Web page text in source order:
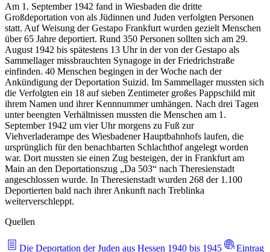
Am 1. September 1942 fand in Wiesbaden die dritte
Großdeportation von als Jüdinnen und Juden verfolgten Personen
statt. Auf Weisung der Gestapo Frankfurt wurden gezielt Menschen
über 65 Jahre deportiert. Rund 350 Personen sollten sich am 29.
August 1942 bis spätestens 13 Uhr in der von der Gestapo als
Sammellager missbrauchten Synagoge in der Friedrichstraße
einfinden. 40 Menschen begingen in der Woche nach der
Ankündigung der Deportation Suizid. Im Sammellager mussten sich
die Verfolgten ein 18 auf sieben Zentimeter großes Pappschild mit
ihrem Namen und ihrer Kennnummer umhängen. Nach drei Tagen
unter beengten Verhältnissen mussten die Menschen am 1.
September 1942 um vier Uhr morgens zu Fuß zur
Viehverladerampe des Wiesbadener Hauptbahnhofs laufen, die
ursprünglich für den benachbarten Schlachthof angelegt worden
war. Dort mussten sie einen Zug besteigen, der in Frankfurt am
Main an den Deportationszug „Da 503“ nach Theresienstadt
angeschlossen wurde. In Theresienstadt wurden 268 der 1.100
Deportierten bald nach ihrer Ankunft nach Treblinka
weiterverschleppt.
Quellen
Die Deportation der Juden aus Hessen 1940 bis 1945 Eintrag